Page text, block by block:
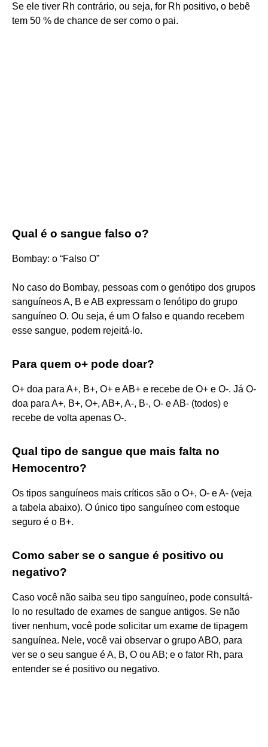
Se ele tiver Rh contrário, ou seja, for Rh positivo, o bebê
tem 50 % de chance de ser como o pai.
Qual é o sangue falso o?
Bombay: o “Falso O”
No caso do Bombay, pessoas com o genótipo dos grupos
sanguíneos A, B e AB expressam o fenótipo do grupo
sanguíneo O. Ou seja, é um O falso e quando recebem
esse sangue, podem rejeitá-lo.
Para quem o+ pode doar?
O+ doa para A+, B+, O+ e AB+ e recebe de O+ e O-. Já O-
doa para A+, B+, O+, AB+, A-, B-, O- e AB- (todos) e
recebe de volta apenas O-.
Qual tipo de sangue que mais falta no
Hemocentro?
Os tipos sanguíneos mais críticos são o O+, O- e A- (veja
a tabela abaixo). O único tipo sanguíneo com estoque
seguro é o B+.
Como saber se o sangue é positivo ou
negativo?
Caso você não saiba seu tipo sanguíneo, pode consultá-
lo no resultado de exames de sangue antigos. Se não
tiver nenhum, você pode solicitar um exame de tipagem
sanguínea. Nele, você vai observar o grupo ABO, para
ver se o seu sangue é A, B, O ou AB; e o fator Rh, para
entender se é positivo ou negativo.